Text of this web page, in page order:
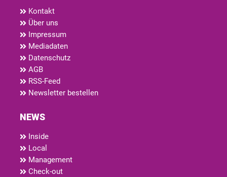
Kontakt
Über uns
Impressum
Mediadaten
Datenschutz
AGB
RSS-Feed
Newsletter bestellen
NEWS
Inside
Local
Management
Check-out